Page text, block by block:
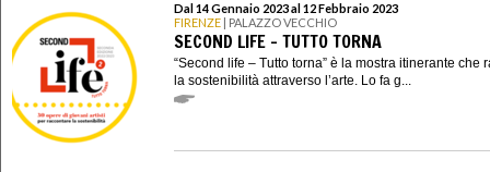
Dal 14 Gennaio 2023 al 12 Febbraio 2023
FIRENZE | PALAZZO VECCHIO
SECOND LIFE – TUTTO TORNA
“Second life – Tutto torna” è la mostra itinerante che
la sostenibilità attraverso l’arte. Lo fa g...